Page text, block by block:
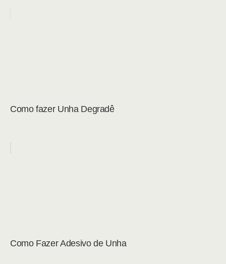
Como fazer Unha Degradê
Como Fazer Adesivo de Unha